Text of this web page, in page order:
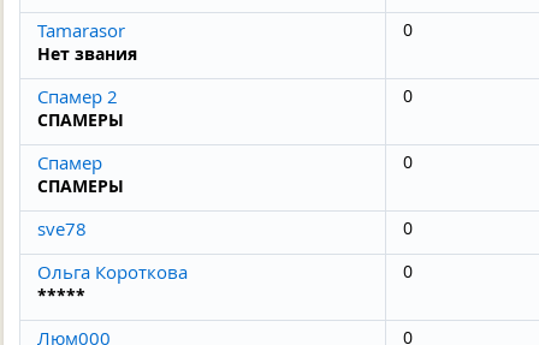
Tamarasor
Нет звания
0
Спамер 2
СПАМЕРЫ
0
Спамер
СПАМЕРЫ
0
sve78 0
Ольга Короткова
*****
0
Люм000 0